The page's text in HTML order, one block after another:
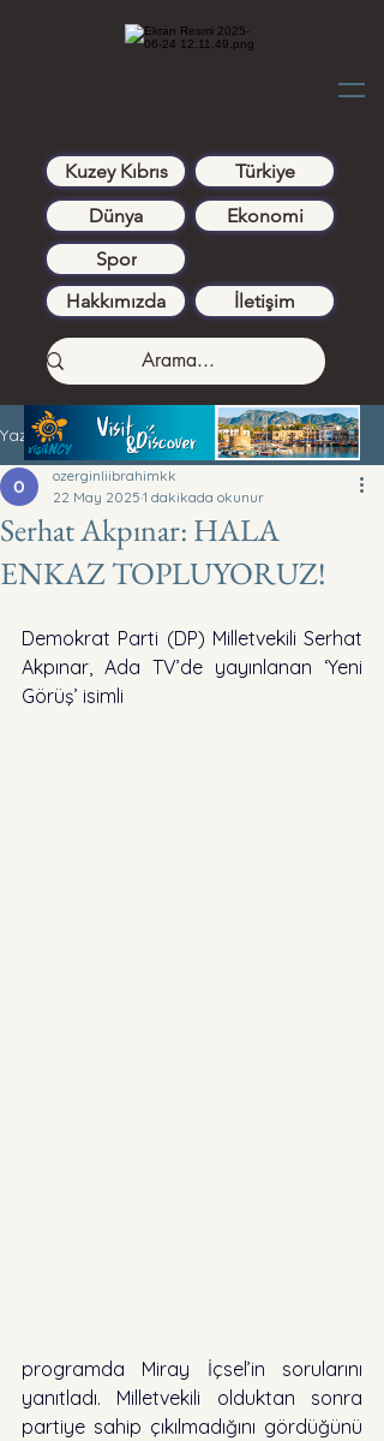
Kuzey Kıbrıs
Türkiye
Dünya
Ekonomi
Spor
Hakkımızda
İletişim
Yazı
Serhat Akpınar: HALA
ENKAZ TOPLUYORUZ!
ozerginliibrahimkk
22 May 2025 1 dakikada okunur
Demokrat Parti (DP) Milletvekili Serhat
Akpınar, Ada TV’de yayınlanan ‘Yeni
Görüş’ isimli
programda Miray İçsel’in sorularını
yanıtladı. Milletvekili olduktan sonra
partiye sahip çıkılmadığını gördüğünü